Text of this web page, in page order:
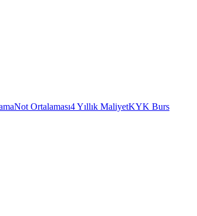
Not Ortalaması4 Yıllık MaliyetKYK Burs